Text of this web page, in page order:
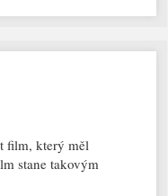
film, který měl
stane takovým